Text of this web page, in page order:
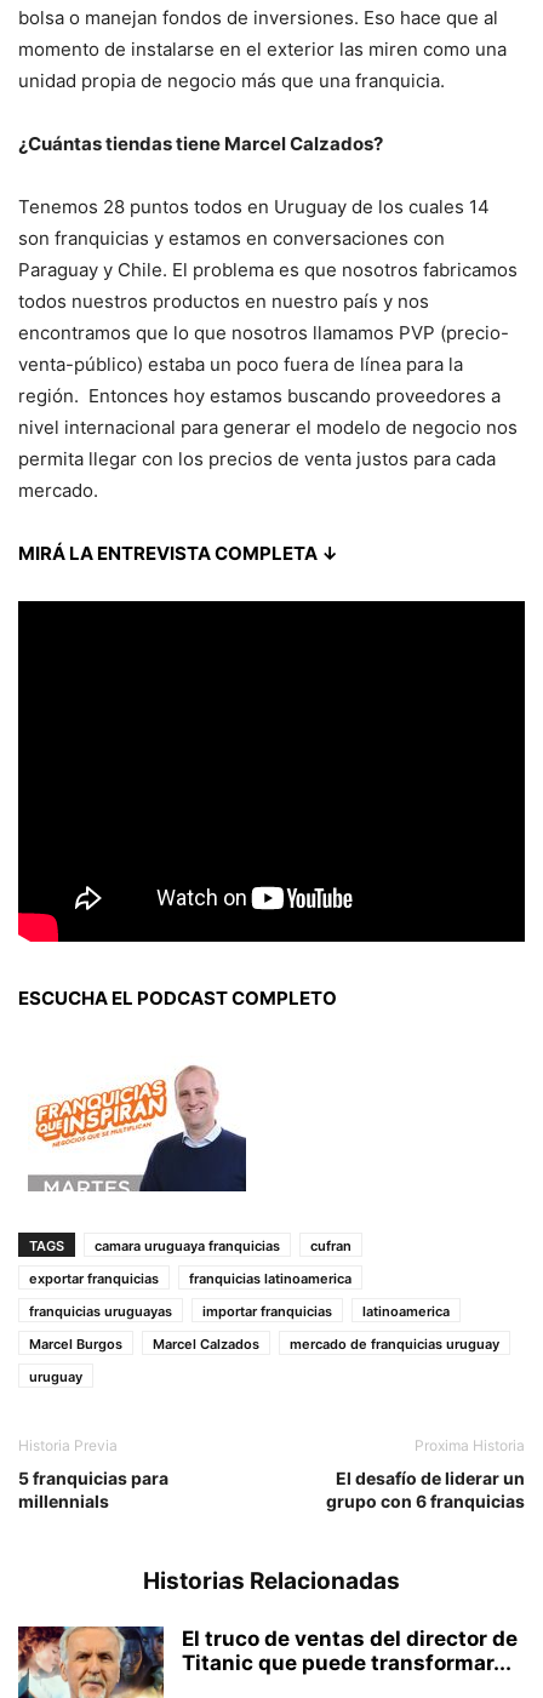
bolsa o manejan fondos de inversiones. Eso hace que al
momento de instalarse en el exterior las miren como una
unidad propia de negocio más que una franquicia.
¿Cuántas tiendas tiene Marcel Calzados?
Tenemos 28 puntos todos en Uruguay de los cuales 14
son franquicias y estamos en conversaciones con
Paraguay y Chile. El problema es que nosotros fabricamos
todos nuestros productos en nuestro país y nos
encontramos que lo que nosotros llamamos PVP (precio-
venta-público) estaba un poco fuera de línea para la
región. Entonces hoy estamos buscando proveedores a
nivel internacional para generar el modelo de negocio nos
permita llegar con los precios de venta justos para cada
mercado.
MIRÁ LA ENTREVISTA COMPLETA ↓
ESCUCHA EL PODCAST COMPLETO
TAGS camara uruguaya franquicias
cufran
exportar franquicias
franquicias latinoamerica
franquicias uruguayas
importar franquicias
latinoamerica
Marcel Burgos
Marcel Calzados
mercado de franquicias uruguay
uruguay
Historia Previa
5 franquicias para
millennials
Proxima Historia
El desafío de liderar un
grupo con 6 franquicias
Historias Relacionadas
El truco de ventas del director de
Titanic que puede transformar...